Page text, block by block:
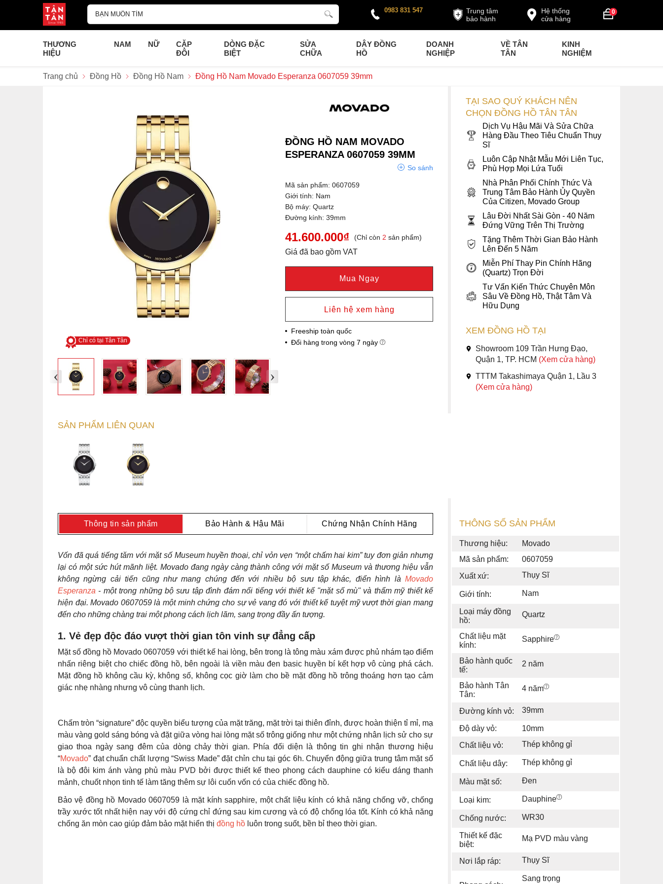
0
Hệ thống
cửa hàng
Trung tâm
bảo hành
0983 831 547
THƯƠNG
HIỆU
NAM NỮ
CẶP
ĐÔI
DÒNG ĐẶC
BIỆT
SỬA
CHỮA
DÂY ĐỒNG
HỒ
DOANH
NGHIỆP
VỀ TÂN
TÂN
KINH
NGHIỆM
Trang chủ Đồng Hồ Đồng Hồ Nam Đồng Hồ Nam Movado Esperanza 0607059 39mm
Chỉ có tại Tân Tân
‹ ›
ĐỒNG HỒ NAM MOVADO
ESPERANZA 0607059 39MM
So sánh
Mã sản phẩm: 0607059
Giới tính: Nam
Bộ máy: Quartz
Đường kính: 39mm
41.600.000₫ (Chỉ còn2 sản phẩm)
Giá đã bao gồm VAT
Mua Ngay
Liên hệ xem hàng
Freeship toàn quốc
Đổi hàng trong vòng 7 ngày
SẢN PHẨM LIÊN QUAN
TẠI SAO QUÝ KHÁCH NÊN
CHỌN ĐỒNG HỒ TÂN TÂN
Dịch Vụ Hậu Mãi Và Sửa Chữa
Hàng Đầu Theo Tiêu Chuẩn Thụy
Sĩ
Luôn Cập Nhật Mẫu Mới Liên Tục,
Phù Hợp Mọi Lứa Tuổi
Nhà Phân Phối Chính Thức Và
Trung Tâm Bảo Hành Ủy Quyền
Của Citizen, Movado Group
Lâu Đời Nhất Sài Gòn - 40 Năm
Đứng Vững Trên Thị Trường
Tặng Thêm Thời Gian Bảo Hành
Lên Đến 5 Năm
Miễn Phí Thay Pin Chính Hãng
(Quartz) Trọn Đời
Tư Vấn Kiến Thức Chuyên Môn
Sâu Về Đồng Hồ, Thật Tâm Và
Hữu Dụng
XEM ĐỒNG HỒ TẠI
Showroom 109 Trần Hưng Đạo,
Quận 1, TP. HCM (Xem cửa hàng)
TTTM Takashimaya Quận 1, Lầu 3
(Xem cửa hàng)
Thông tin sản phẩm Bảo Hành & Hậu Mãi Chứng Nhận Chính Hãng
Vốn đã quá tiếng tăm với mặt số Museum huyền thoại, chỉ vỏn vẹn “một chấm hai kim” tuy đơn giản nhưng
lại có một sức hút mãnh liệt. Movado đang ngày càng thành công với mặt số Museum và thương hiệu vẫn
không ngừng cải tiến cũng như mang chúng đến với nhiều bộ sưu tập khác, điển hình là Movado
Esperanza - một trong những bộ sưu tập đình đám nổi tiếng với thiết kế "mặt số mù" và thẩm mỹ thiết kế
hiện đại. Movado 0607059 là một minh chứng cho sự vẻ vang đó với thiết kế tuyệt mỹ vượt thời gian mang
đến cho những chàng trai một phong cách lịch lãm, sang trọng đầy ấn tượng.
1. Vẻ đẹp độc đáo vượt thời gian tôn vinh sự đẳng cấp
Mặt số đồng hồ Movado 0607059 với thiết kế hai lòng, bên trong là tông màu xám được phủ nhám tạo điểm
nhấn riêng biệt cho chiếc đồng hồ, bên ngoài là viền màu đen basic huyền bí kết hợp vô cùng phá cách.
Mặt đồng hồ không cầu kỳ, không số, không cọc giờ làm cho bề mặt đồng hồ trông thoáng hơn tạo cảm
giác nhẹ nhàng nhưng vô cùng thanh lịch.
THÔNG SỐ SẢN PHẨM
Thương hiệu:
Movado
Mã sản phẩm:
0607059
Xuất xứ:
Thụy Sĩ
Giới tính: Nam
Loại máy đồng
hồ:
Quartz
Chất liệu mặt
kính:
Sapphire
Bảo hành quốc
tế:
2 năm
Bảo hành Tân
Tân:
4 năm
Đường kính vỏ: 39mm
Độ dày vỏ:
10mm
Chất liệu vỏ:
Thép không gỉ
Chất liệu dây: Thép không gỉ
Màu mặt số: Đen
Loại kim: Dauphine
Chống nước: WR30
Thiết kế đặc
biệt:
Mạ PVD màu vàng
Nơi lắp ráp: Thụy Sĩ
Sang trọng